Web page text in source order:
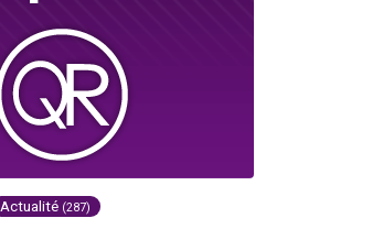
Actualité (287)